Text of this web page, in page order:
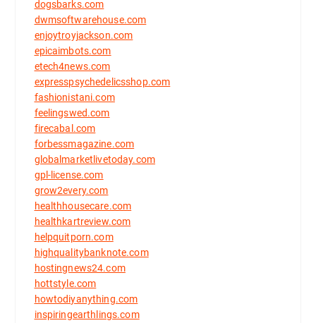
dogsbarks.com
dwmsoftwarehouse.com
enjoytroyjackson.com
epicaimbots.com
etech4news.com
expresspsychedelicsshop.com
fashionistani.com
feelingswed.com
firecabal.com
forbessmagazine.com
globalmarketlivetoday.com
gpl-license.com
grow2every.com
healthhousecare.com
healthkartreview.com
helpquitporn.com
highqualitybanknote.com
hostingnews24.com
hottstyle.com
howtodiyanything.com
inspiringearthlings.com